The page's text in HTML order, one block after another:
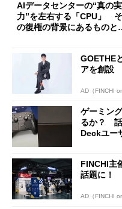
AIデータセンターの“真の実
力”を左右する「CPU」 そ
の復権の背景にあるものと
GOETHE
アを創設
AD（FINCHI
ゲーミン
るか？ 話
Deckユー
FINCHI主
話題に！
AD（FINCHI